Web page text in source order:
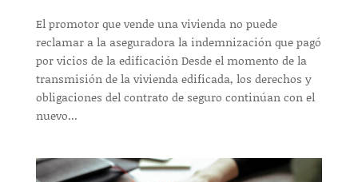
El promotor que vende una vivienda no puede
reclamar a la aseguradora la indemnización que pagó
por vicios de la edificación Desde el momento de la
transmisión de la vivienda edificada, los derechos y
obligaciones del contrato de seguro continúan con el
nuevo...